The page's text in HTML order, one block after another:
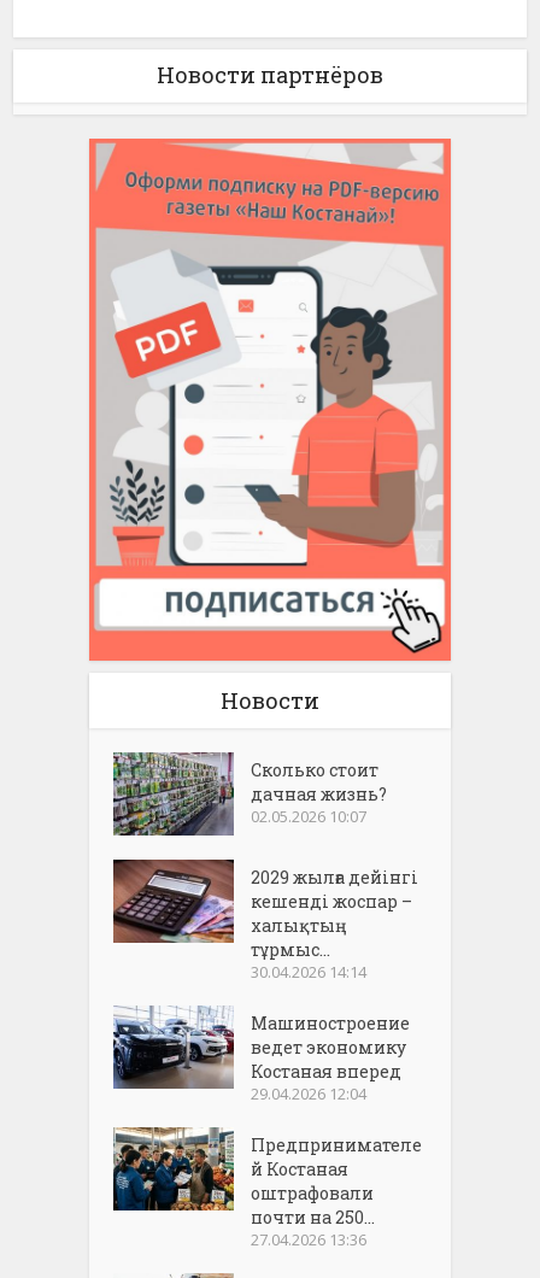
Новости партнёров
Новости
Сколько стоит
дачная жизнь?
02.05.2026 10:07
2029 жылға дейінгі
кешенді жоспар –
халықтың
тұрмыс...
30.04.2026 14:14
Машиностроение
ведет экономику
Костаная вперед
29.04.2026 12:04
Предпринимателе
й Костаная
оштрафовали
почти на 250...
27.04.2026 13:36